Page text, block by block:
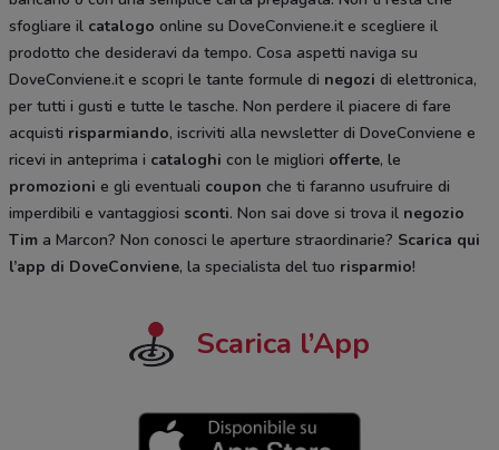
sfogliare il catalogo online su DoveConviene.it e scegliere il
prodotto che desideravi da tempo. Cosa aspetti naviga su
DoveConviene.it e scopri le tante formule di negozi di elettronica,
per tutti i gusti e tutte le tasche. Non perdere il piacere di fare
acquisti risparmiando, iscriviti alla newsletter di DoveConviene e
ricevi in anteprima i cataloghi con le migliori offerte, le
promozioni e gli eventuali coupon che ti faranno usufruire di
imperdibili e vantaggiosi sconti. Non sai dove si trova il negozio
Tim a Marcon? Non conosci le aperture straordinarie? Scarica qui
l’app di DoveConviene, la specialista del tuo risparmio!
Scarica l’App